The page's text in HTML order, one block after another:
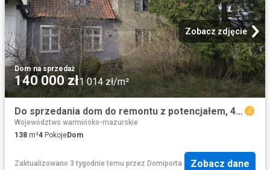
Zobacz zdjęcie
Dom·na sprzedaż
140 000 zł1 014 zł/m²
Do sprzedania dom do remontu z potencjałem, 4 pokoje
Województwo warmińsko-mazurskie
138 m²4 PokojeDom
Zaktualizowano 3 tygodnie temu przez Domiporta Zobacz dane